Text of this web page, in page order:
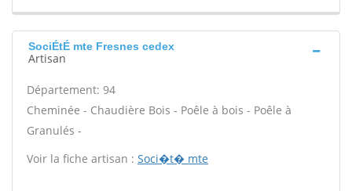
SociÉtÉ mte Fresnes cedex
Artisan
Département: 94
Cheminée - Chaudière Bois - Poêle à bois - Poêle à
Granulés -
Voir la fiche artisan : Soci�t� mte